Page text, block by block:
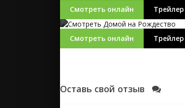
Смотреть онлайн Трейлер
Смотреть онлайн Трейлер
Оставь свой отзыв